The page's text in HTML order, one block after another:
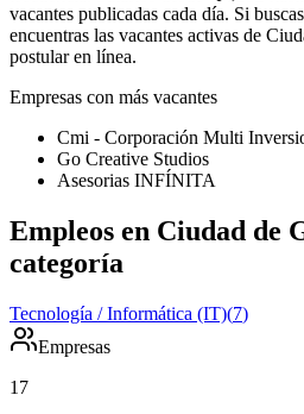
vacantes publicadas cada día. Si
encuentras las vacantes activas de
postular en línea.
Empresas con más vacantes
Cmi - Corporación Multi
Go Creative Studios
Asesorias INFÍNITA
Empleos en Ciudad de
categoría
Tecnología / Informática (IT)(7)
Empresas
17